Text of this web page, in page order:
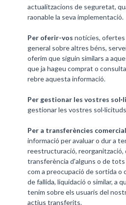
actualitzacions de seguretat,
raonable la seva implementació.
Per oferir-vos notícies, ofertes
general sobre altres béns,
oferim que siguin similars a
que ja hageu comprat o
rebre aquesta informació.
Per gestionar les vostres
gestionar les vostres
Per a transferències
informació per avaluar o dur a
reestructuració, reorganització,
transferència d'alguns o de
com a preocupació de sortida o
de fallida, liquidació o similar, a
tenim sobre els usuaris del
actius transferits.